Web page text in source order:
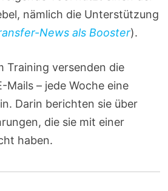
nämlich die Unterstützung
News als Booster).
Training versenden die
Mails – jede Woche eine
Darin berichten sie über
die sie mit einer
haben.